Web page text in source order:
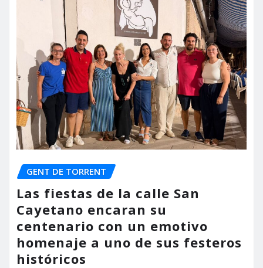
GENT DE TORRENT
Las fiestas de la calle San
Cayetano encaran su
centenario con un emotivo
homenaje a uno de sus festeros
históricos